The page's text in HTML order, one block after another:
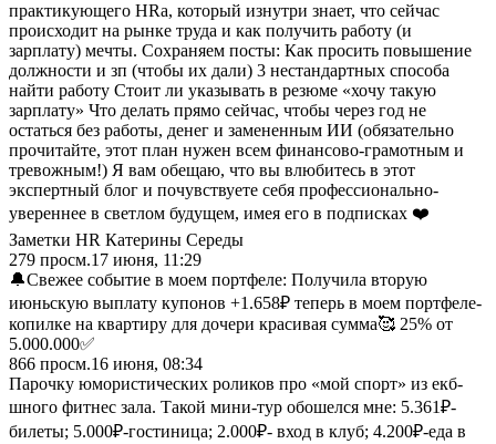
практикующего HRа, который изнутри знает, что сейчас
происходит на рынке труда и как получить работу (и
зарплату) мечты. Сохраняем посты: Как просить повышение
должности и зп (чтобы их дали) 3 нестандартных способа
найти работу Стоит ли указывать в резюме «хочу такую
зарплату» Что делать прямо сейчас, чтобы через год не
остаться без работы, денег и замененным ИИ (обязательно
прочитайте, этот план нужен всем финансово-грамотным и
тревожным!) Я вам обещаю, что вы влюбитесь в этот
экспертный блог и почувствуете себя профессионально-
увереннее в светлом будущем, имея его в подписках ❤️
Заметки HR Катерины Середы
279 просм.17 июня, 11:29
🔔Свежее событие в моем портфеле: Получила вторую
июньскую выплату купонов +1.658₽ теперь в моем портфеле-
копилке на квартиру для дочери красивая сумма🥰 25% от
5.000.000✅
866 просм.16 июня, 08:34
Парочку юмористических роликов про «мой спорт» из екб-
шного фитнес зала. Такой мини-тур обошелся мне: 5.361₽-
билеты; 5.000₽-гостиница; 2.000₽- вход в клуб; 4.200₽-еда в